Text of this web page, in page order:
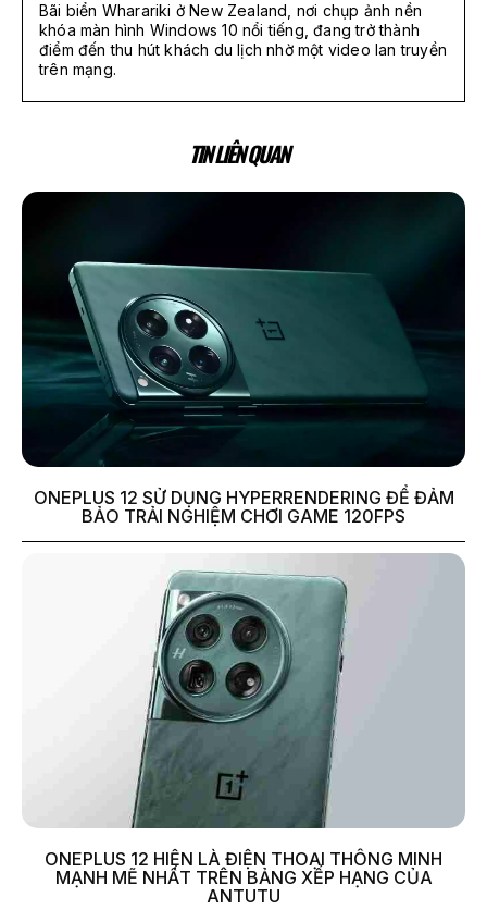
Bãi biển Wharariki ở New Zealand, nơi chụp ảnh nền
khóa màn hình Windows 10 nổi tiếng, đang trở thành
điểm đến thu hút khách du lịch nhờ một video lan truyền
trên mạng.
TIN LIÊN QUAN
ONEPLUS 12 SỬ DỤNG HYPERRENDERING ĐỂ ĐẢM
BẢO TRẢI NGHIỆM CHƠI GAME 120FPS
ONEPLUS 12 HIỆN LÀ ĐIỆN THOẠI THÔNG MINH
MẠNH MẼ NHẤT TRÊN BẢNG XẾP HẠNG CỦA
ANTUTU